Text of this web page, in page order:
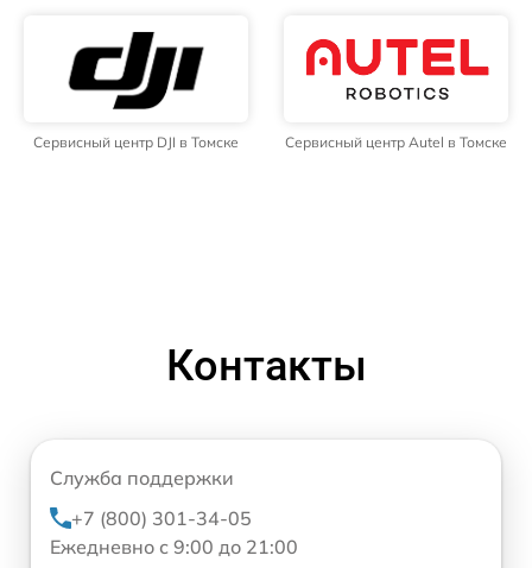
Сервисный центр DJI в Томске Сервисный центр Autel в Томске
Контакты
Служба поддержки
+7 (800) 301-34-05
Ежедневно с 9:00 до 21:00